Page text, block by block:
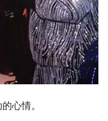
心情。